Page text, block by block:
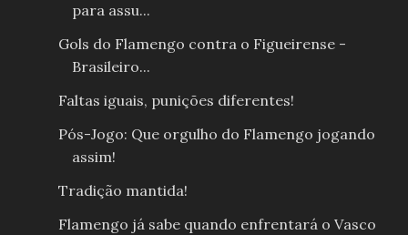
para assu...
Gols do Flamengo contra o Figueirense -
Brasileiro...
Faltas iguais, punições diferentes!
Pós-Jogo: Que orgulho do Flamengo jogando
assim!
Tradição mantida!
Flamengo já sabe quando enfrentará o Vasco